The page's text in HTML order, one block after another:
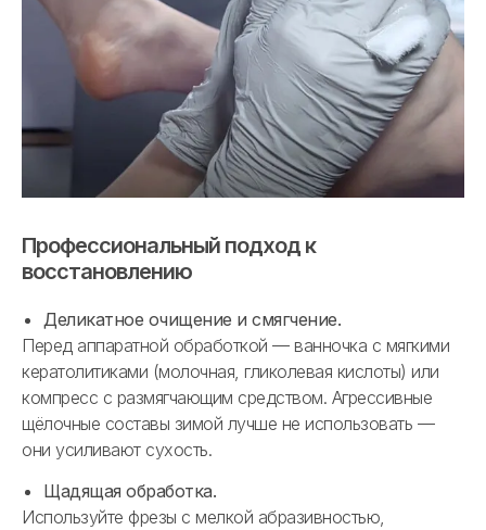
Профессиональный подход к
восстановлению
Деликатное очищение и смягчение.
Перед аппаратной обработкой — ванночка с мягкими
кератолитиками (молочная, гликолевая кислоты) или
компресс с размягчающим средством. Агрессивные
щёлочные составы зимой лучше не использовать —
они усиливают сухость.
Щадящая обработка.
Используйте фрезы с мелкой абразивностью,